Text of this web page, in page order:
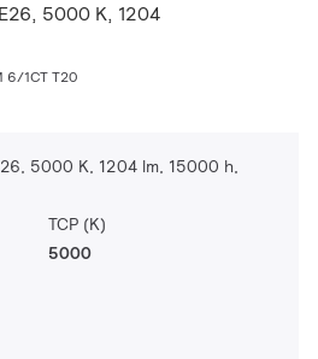
5000 K, 1204
6/1CT T20
5000 K, 1204 lm, 15000 h,
TCP (K)
5000